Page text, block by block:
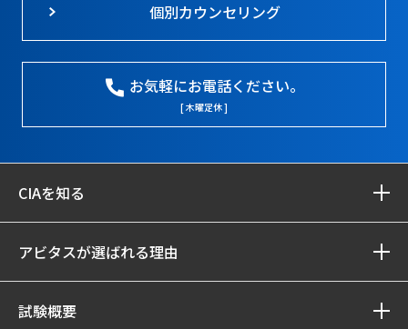
個別カウンセリング
お気軽にお電話ください。
[ 木曜定休 ]
CIAを知る
アビタスが選ばれる理由
試験概要